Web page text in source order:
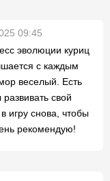
09:45
эволюции куриц
с каждым
веселый. Есть
свой
игру снова, чтобы
рекомендую!